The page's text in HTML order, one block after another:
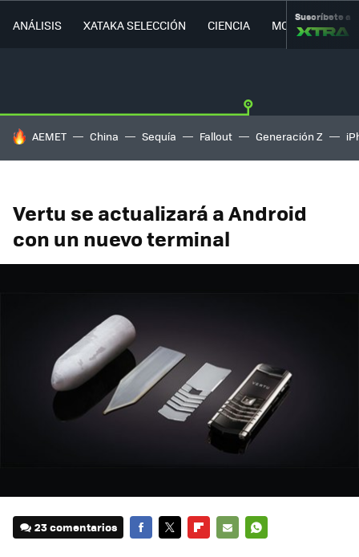
ANÁLISIS XATAKA SELECCIÓN CIENCIA MOVILIDAD
Suscríbete a
HOY SE HABLA DE
AEMET China Sequía Fallout Generación Z
Vertu se actualizará a Android
con un nuevo terminal
23 comentarios